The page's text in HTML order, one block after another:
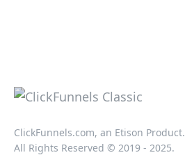
ClickFunnels.com, an Etison Product.
All Rights Reserved © 2019 - 2025.